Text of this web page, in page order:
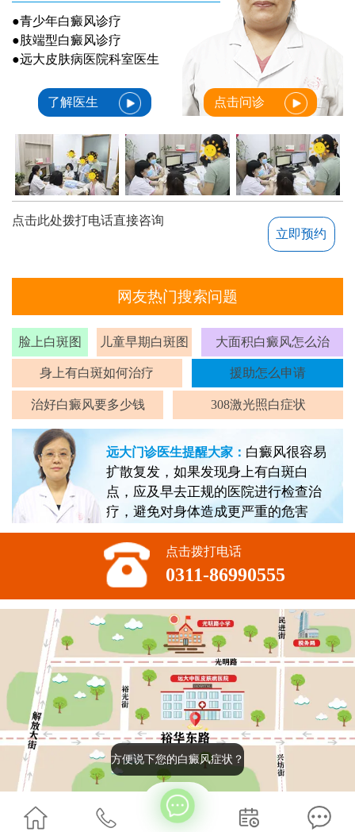
●青少年白癜风诊疗
●肢端型白癜风诊疗
●远大皮肤病医院科室医生
了解医生 点击问诊
点击此处拨打电话直接咨询
立即预约
网友热门搜索问题
脸上白斑图 儿童早期白斑图 大面积白癜风怎么治
身上有白斑如何治疗 援助怎么申请
治好白癜风要多少钱 308激光照白症状
远大门诊医生提醒大家： 白癜风很容易
扩散复发，如果发现身上有白斑白
点，应及早去正规的医院进行检查治
疗，避免对身体造成更严重的危害
点击拨打电话
0311-86990555
版权所有:石家庄远大中医皮肤病医院 2022
方便说下您的白癜风症状？